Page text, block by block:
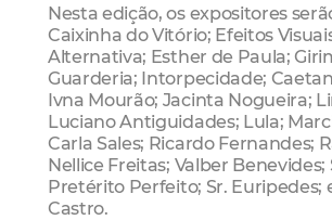
Nesta edição, os expositores
Caixinha do Vitório; Efeitos
Alternativa; Esther de Paula;
Guarderia; Intorpecidade;
Ivna Mourão; Jacinta Nogueira;
Luciano Antiguidades; Lula;
Carla Sales; Ricardo Fernandes;
Nellice Freitas; Valber Benevides;
Pretérito Perfeito; Sr. Euripedes;
Castro.